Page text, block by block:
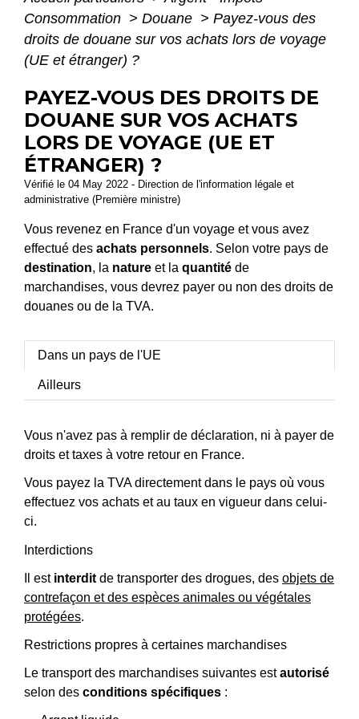
Consommation > Douane > Payez-vous des
droits de douane sur vos achats lors de voyage
(UE et étranger) ?
PAYEZ-VOUS DES DROITS DE
DOUANE SUR VOS ACHATS
LORS DE VOYAGE (UE ET
ÉTRANGER) ?
Vérifié le 04 May 2022 - Direction de l'information légale et
administrative (Première ministre)
Vous revenez en France d'un voyage et vous avez
effectué des achats personnels. Selon votre pays de
destination, la nature et la quantité de
marchandises, vous devrez payer ou non des droits de
douanes ou de la TVA.
Dans un pays de l'UE
Ailleurs
Vous n'avez pas à remplir de déclaration, ni à payer de
droits et taxes à votre retour en France.
Vous payez la TVA directement dans le pays où vous
effectuez vos achats et au taux en vigueur dans celui-
ci.
Interdictions
Il est interdit de transporter des drogues, des objets de
contrefaçon et des espèces animales ou végétales
protégées.
Restrictions propres à certaines marchandises
Le transport des marchandises suivantes estautorisé
selon des conditions spécifiques :